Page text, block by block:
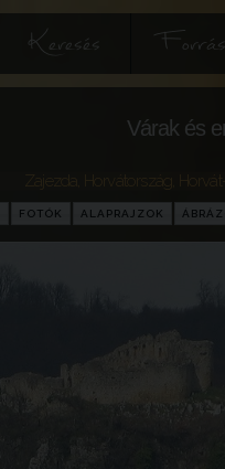
Keresés
Várak és
Zajezda Horvátország
FOTÓK ALAPRAJZOK